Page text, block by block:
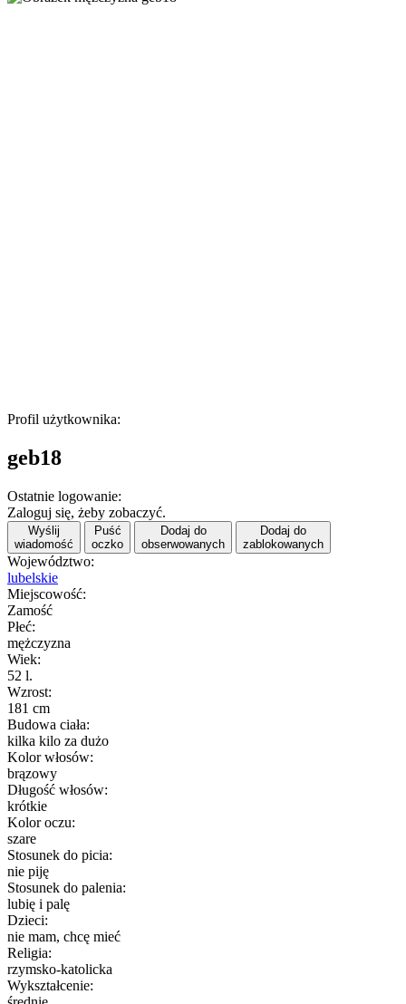
Profil użytkownika:
geb18
Ostatnie logowanie:
Zaloguj się, żeby zobaczyć.
Wyślij
wiadomość
Puść
oczko
Dodaj do
obserwowanych
Dodaj do
zablokowanych
Województwo:
lubelskie
Miejscowość:
Zamość
Płeć:
mężczyzna
Wiek:
52 l.
Wzrost:
181 cm
Budowa ciała:
kilka kilo za dużo
Kolor włosów:
brązowy
Długość włosów:
krótkie
Kolor oczu:
szare
Stosunek do picia:
nie piję
Stosunek do palenia:
lubię i palę
Dzieci:
nie mam, chcę mieć
Religia:
rzymsko-katolicka
Wykształcenie: